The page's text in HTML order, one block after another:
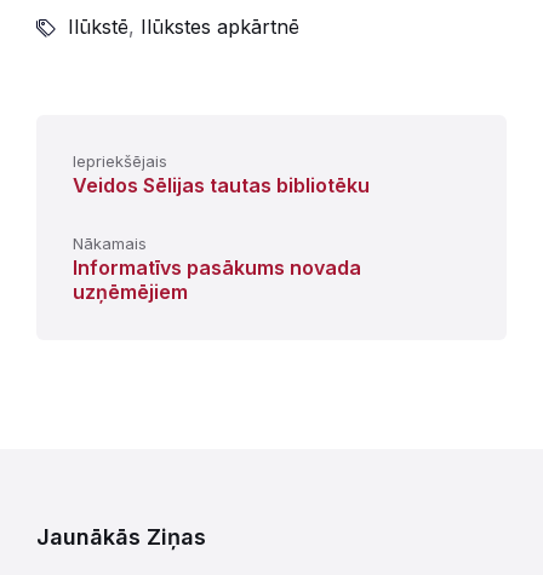
Ilūkstē, Ilūkstes apkārtnē
Iepriekšējais
Veidos Sēlijas tautas bibliotēku
Nākamais
Informatīvs pasākums novada
uzņēmējiem
Jaunākās Ziņas